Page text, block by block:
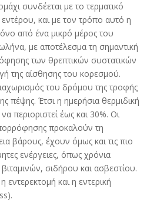
συνδέεται με το τερματικό
και με τον τρόπο αυτό η
από ένα μικρό μέρος του
με αποτέλεσμα τη σημαντική
των θρεπτικών συστατικών
της αίσθησης του κορεσμού.
του δρόμου της τροφής
πέψης. Έτσι η ημερήσια θερμιδική
περιοριστεί έως και 30%. Οι
προκαλούν τη
βάρους, έχουν όμως και τις πιο
ενέργειες, όπως χρόνια
σιδήρου και ασβεστίου.
εντερεκτομή και η εντερική